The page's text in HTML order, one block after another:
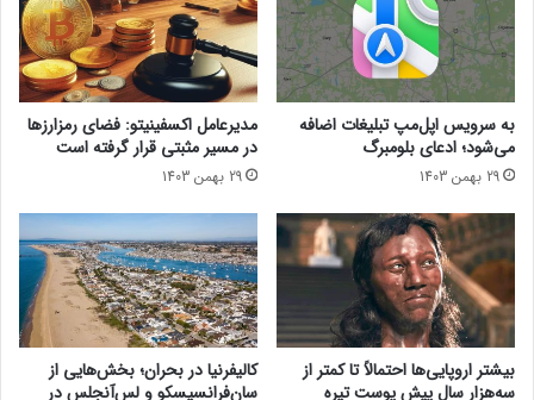
س
ت
و
ر
ه
ا
ی
م
ح
ل
ر
ا
س
ی
ا
و
ی
ب
ه
خ
ی
ا
ب
ه
به سرویس اپل‌مپ تبلیغات اضافه
می‌شود؛ ادعای بلومبرگ
29 بهمن 1403
مدیرعامل اکسفینیتو:‌ فضای رمزارزها
در مسیر مثبتی قرار گرفته است
29 بهمن 1403
بیشتر اروپایی‌ها احتمالاً تا کمتر از
سه‌هزار سال پیش پوست تیره
کالیفرنیا در بحران؛ بخش‌هایی از
سان‌فرانسیسکو و لس‌آنجلس در